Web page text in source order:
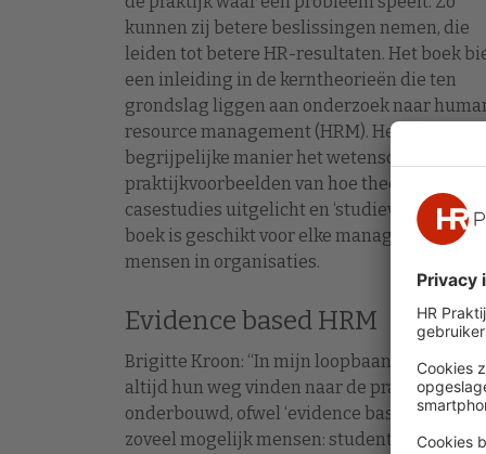
kunnen zij betere beslissingen nemen, die
leiden tot betere HR-resultaten. Het boek
een inleiding in de kerntheorieën die ten
grondslag liggen aan onderzoek naar
resource management (HRM). Het toont op
begrijpelijke manier het wetenschappelijke
praktijkvoorbeelden van hoe theorieën
casestudies uitgelicht en ‘studievragen’
boek is geschikt voor elke manager die
mensen in organisaties.
Evidence based HRM
Brigitte Kroon: “In mijn loopbaan viel me
altijd hun weg vinden naar de praktijk. Dat
onderbouwd, ofwel ‘evidence based’
zoveel mogelijk mensen: studenten,